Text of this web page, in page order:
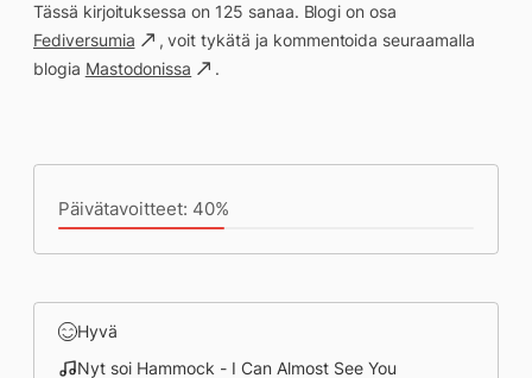
Tässä kirjoituksessa on 125 sanaa. Blogi on osa
Fediversumia
, voit tykätä ja kommentoida seuraamalla
blogia Mastodonissa .
Päivätavoitteet: 40%
Hyvä
Nyt soi Hammock - I Can Almost See You